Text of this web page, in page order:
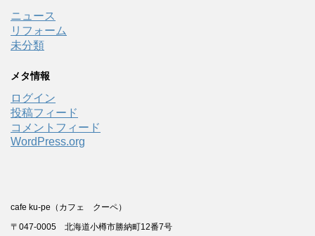
ニュース
リフォーム
未分類
メタ情報
ログイン
投稿フィード
コメントフィード
WordPress.org
cafe ku-pe（カフェ クーペ）
〒047-0005 北海道小樽市勝納町12番7号